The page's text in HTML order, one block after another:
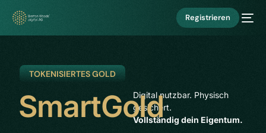
Registrieren
TOKENISIERTES GOLD
SmartGoldDigital nutzbar. Physisch
gesichert.
Vollständig dein Eigentum.